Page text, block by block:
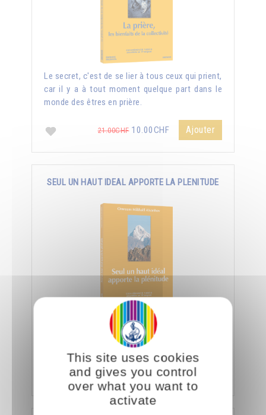
Le secret, c'est de se lier à tous ceux qui prient,
car il y a à tout moment quelque part dans le
monde des êtres en prière.
21.00CHF10.00CHF Ajouter
SEUL UN HAUT IDEAL APPORTE LA PLENITUDE
Trouver le bonheur en recherchant la perfection,
l’immensité, l’éternité et obtenir la
connaissance, la richesse, la puissance et
21.00CHF 10.00CHF Ajouter
This site uses cookies
and gives you control
over what you want to
activate